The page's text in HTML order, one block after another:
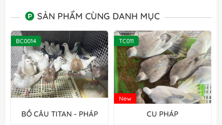
SẢN PHẨM CÙNG DANH MỤC
BC0014
BỒ CÂU TITAN - PHÁP
TC011
New
CU PHÁP